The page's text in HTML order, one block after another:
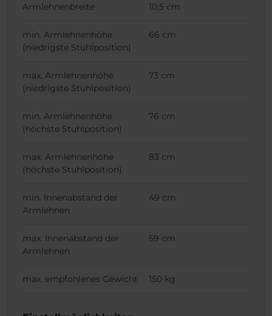
Armlehnenbreite 10,5 cm
min. Armlehnenhöhe
(niedrigste Stuhlposition)
66 cm
max. Armlehnenhöhe
(niedrigste Stuhlposition)
73 cm
min. Armlehnenhöhe
(höchste Stuhlposition)
76 cm
max. Armlehnenhöhe
(höchste Stuhlposition)
83 cm
min. Innenabstand der
Armlehnen
49 cm
max. Innenabstand der
Armlehnen
59 cm
max. empfohlenes Gewicht 150 kg